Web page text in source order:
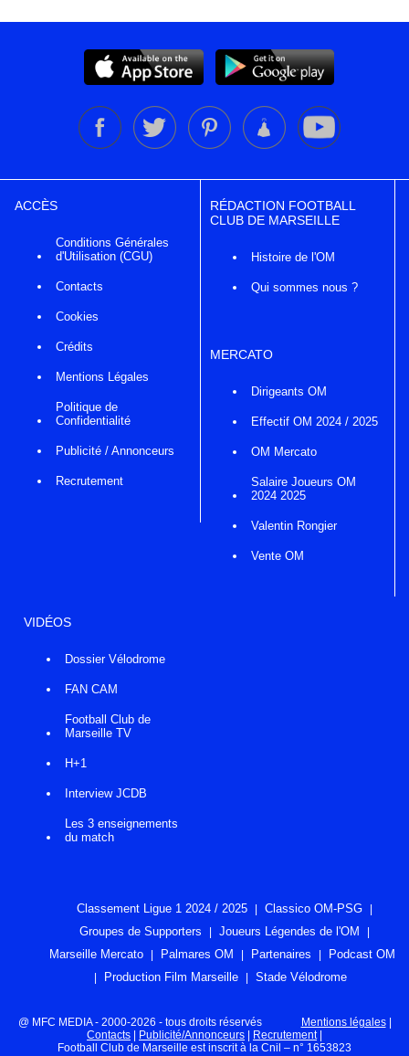
ACCÈS
Conditions Générales
d'Utilisation (CGU)
Contacts
Cookies
Crédits
Mentions Légales
Politique de
Confidentialité
Publicité / Annonceurs
Recrutement
RÉDACTION FOOTBALL
CLUB DE MARSEILLE
Histoire de l'OM
Qui sommes nous ?
MERCATO
Dirigeants OM
Effectif OM 2024 / 2025
OM Mercato
Salaire Joueurs OM
2024 2025
Valentin Rongier
Vente OM
VIDÉOS
Dossier Vélodrome
FAN CAM
Football Club de
Marseille TV
H+1
Interview JCDB
Les 3 enseignements
du match
Classement Ligue 1 2024 / 2025
Classico OM-PSG
Groupes de Supporters
Joueurs Légendes de l'OM
Marseille Mercato
Palmares OM Partenaires
Podcast OM
Production Film Marseille
Stade Vélodrome
@ MFC MEDIA - 2000-2026 - tous droits réservés Mentions légales|
Contacts
Publicité/Annonceurs Recrutement|
Football Club de Marseille est inscrit à la Cnil – n° 1653823